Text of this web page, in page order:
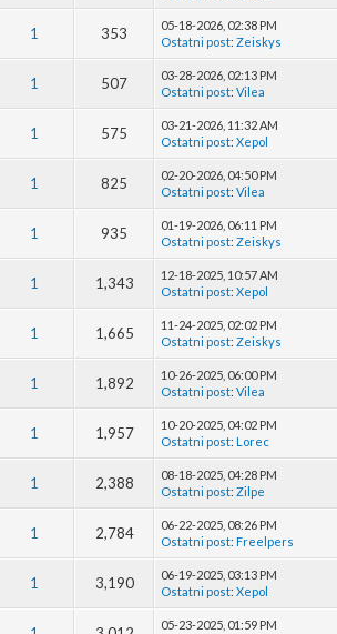
1 353
05-18-2026, 02:38 PM
Ostatni post:Zeiskys
1 507
03-28-2026, 02:13 PM
Ostatni post:Vilea
1 575
03-21-2026, 11:32 AM
Ostatni post:Xepol
1 825
02-20-2026, 04:50 PM
Ostatni post:Vilea
1 935
01-19-2026, 06:11 PM
Ostatni post:Zeiskys
1 1,343
12-18-2025, 10:57 AM
Ostatni post:Xepol
1 1,665
11-24-2025, 02:02 PM
Ostatni post:Zeiskys
1 1,892
10-26-2025, 06:00 PM
Ostatni post:Vilea
1 1,957
10-20-2025, 04:02 PM
Ostatni post: Lorec
1 2,388
08-18-2025, 04:28 PM
Ostatni post:Zilpe
1 2,784
06-22-2025, 08:26 PM
Ostatni post: Freelpers
1 3,190
06-19-2025, 03:13 PM
Ostatni post:Xepol
05-23-2025, 01:59 PM